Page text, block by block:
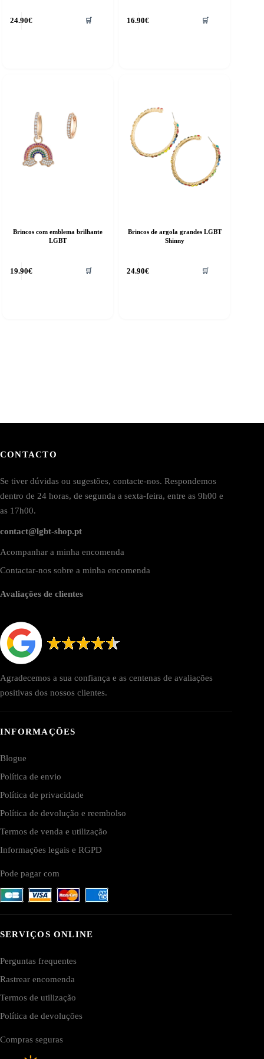
24.90€ 🛒 16.90€ 🛒
Brincos com emblema brilhante
LGBT
19.90€ 🛒
Brincos de argola grandes LGBT
Shinny
24.90€ 🛒
CONTACTO
Se tiver dúvidas ou sugestões, contacte-nos. Respondemos
dentro de 24 horas, de segunda a sexta-feira, entre as 9h00 e
as 17h00.
contact@lgbt-shop.pt
Acompanhar a minha encomenda
Contactar-nos sobre a minha encomenda
Avaliações de clientes
Agradecemos a sua confiança e as centenas de avaliações
positivas dos nossos clientes.
INFORMAÇÕES
Blogue
Política de envio
Política de privacidade
Política de devolução e reembolso
Termos de venda e utilização
Informações legais e RGPD
Pode pagar com
SERVIÇOS ONLINE
Perguntas frequentes
Rastrear encomenda
Termos de utilização
Política de devoluções
Compras seguras